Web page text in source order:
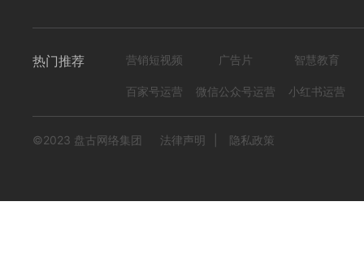
热门推荐 营销短视频 广告片 智慧教育
百家号运营 微信公众号运营 小红书运营
©2023 盘古网络集团 法律声明 隐私政策